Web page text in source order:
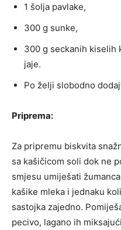
1 šolja pavlake,
300 g sunke,
300 g seckanih kiselih
jaje.
Po želji slobodno
Priprema:
Za pripremu biskvita
sa kašičicom soli dok ne
smjesu umiješati
kašike mleka i jednaku
sastojka zajedno.
pecivo, lagano ih